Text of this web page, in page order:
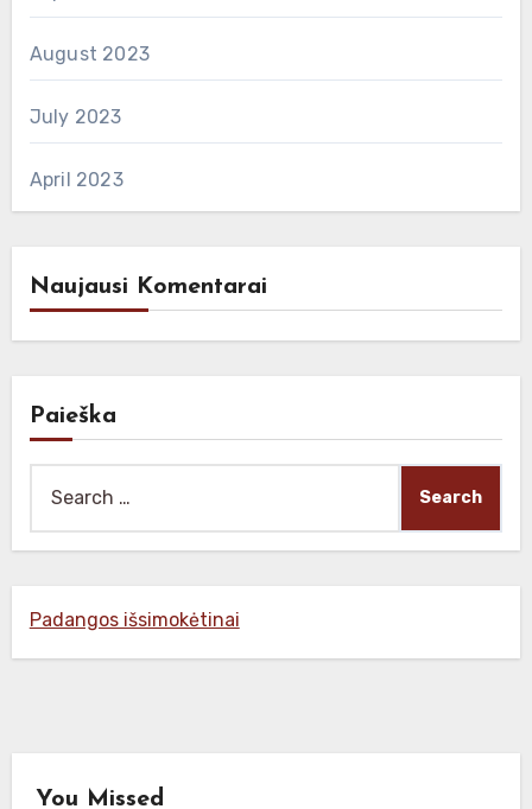
August 2023
July 2023
April 2023
Naujausi Komentarai
Paieška
Padangos išsimokėtinai
You Missed